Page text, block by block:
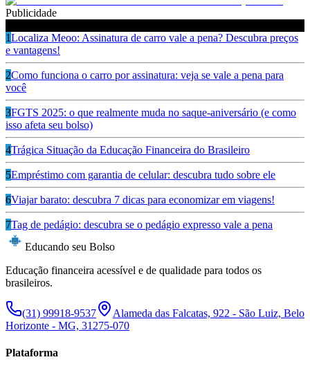
Publicidade
1Localiza Meoo: Assinatura de carro vale a pena? Descubra preços
e vantagens!
2Como funciona o carro por assinatura: veja se vale a pena para
você
3FGTS 2025: o que realmente muda no saque-aniversário (e como
isso afeta seu bolso)
4Trágica Situação da Educação Financeira do Brasileiro
5Empréstimo com garantia de celular: descubra tudo sobre ele
6Viajar barato: descubra 7 dicas para economizar em viagens!
7Tag de pedágio: descubra se o pedágio expresso vale a pena
Educando seu Bolso
Educação financeira acessível e de qualidade para todos os
brasileiros.
(31) 99918-9537
Alameda das Falcatas, 922 - São Luiz, Belo
Horizonte - MG, 31275-070
Plataforma